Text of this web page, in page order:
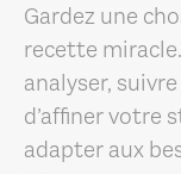
Gardez une
recette
analyser,
d’affiner votre
adapter aux